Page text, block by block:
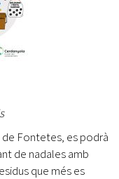
Fontetes, es podrà
de nadales amb
que més es